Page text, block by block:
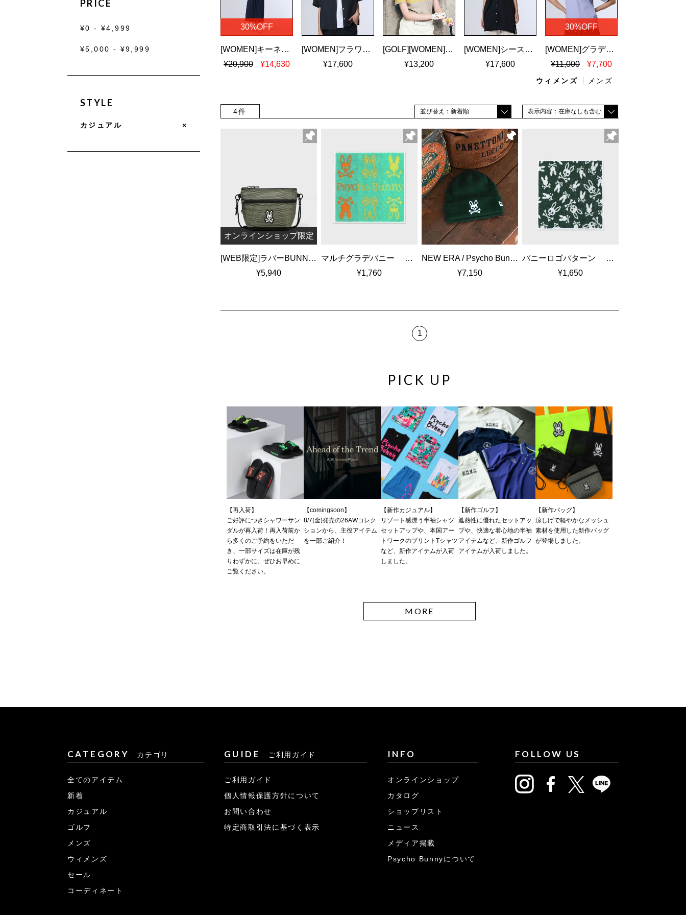
30%OFF
[WOMEN]キーネック ブラウジングワンピース
¥20,900
¥14,630
[WOMEN]フラワージャガード ショート丈シャツ
¥17,600
[GOLF][WOMEN]ロゴパネルプリント ハニカム半袖モックネックシャツ
¥13,200
[WOMEN]シースルーストライプ ドロップショルダーシャツ
¥17,600
30%OFF
[WOMEN]グラデバニー シルケットスムースＴシャツ
¥11,000
¥7,700
ウィメンズ メンズ
4件 並び替え：新着順 表示内容：在庫なしも含む
オンラインショップ限定
[WEB限定]ラバーBUNNY メッシュミニショルダーバッグ
¥5,940
マルチグラデバニー タオルハンカチ
¥1,760
NEW ERA / Psycho Bunny ベーシックカフ ニットキャップ
¥7,150
バニーロゴパターン タオルハンカチ
¥1,650
1
PICK UP
【再入荷】
ご好評につきシャワーサン
ダルが再入荷！再入荷前か
ら多くのご予約をいただ
き、一部サイズは在庫が残
りわずかに。ぜひお早めに
ご覧ください。
【comingsoon】
8/7(金)発売の26AWコレク
ションから、主役アイテム
を一部ご紹介！
【新作カジュアル】
リゾート感漂う半袖シャツ
セットアップや、本国アー
トワークのプリントTシャツ
など、新作アイテムが入荷
しました。
【新作ゴルフ】
遮熱性に優れたセットアッ
プや、快適な着心地の半袖
アイテムなど、新作ゴルフ
アイテムが入荷しました。
【新作バッグ】
涼しげで軽やかなメッシュ
素材を使用した新作バッグ
が登場しました。
MORE
PRICE
¥0 - ¥4,999
¥5,000 - ¥9,999
STYLE
カジュアル ×
CATEGORY カテゴリ
全てのアイテム
新着
カジュアル
ゴルフ
メンズ
ウィメンズ
セール
コーディネート
GUIDE ご利用ガイド
ご利用ガイド
個人情報保護方針について
お問い合わせ
特定商取引法に基づく表示
INFO
オンラインショップ
カタログ
ショップリスト
ニュース
メディア掲載
Psycho Bunnyについて
FOLLOW US